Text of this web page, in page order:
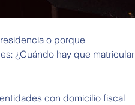
o porque
¿Cuándo hay que matricular
con domicilio fiscal